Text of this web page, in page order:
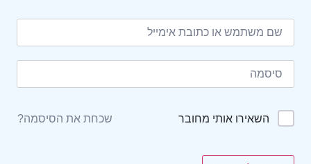
השאירו אותי מחובר שכחת את הסיסמה?